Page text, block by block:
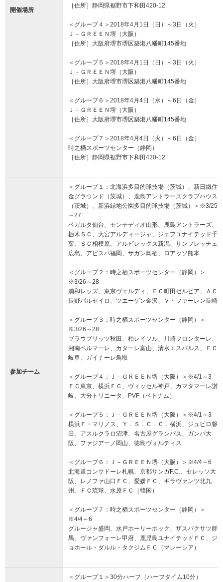
開催場所
［住所］静岡県裾野市下和田420-12
＜グループ４＞2018年4月1日（日）～3日（火）
Ｊ－ＧＲＥＥＮ堺（大阪）
［住所］大阪府堺市堺区築港八幡町145番地
＜グループ５＞2018年4月1日（日）～3日（火）
Ｊ－ＧＲＥＥＮ堺（大阪）
［住所］大阪府堺市堺区築港八幡町145番地
＜グループ６＞2018年4月4日（水）～6日（金）
Ｊ－ＧＲＥＥＮ堺（大阪）
［住所］大阪府堺市堺区築港八幡町145番地
＜グループ７＞2018年4月4日（火）～6日（金）
時之栖スポーツセンター（静岡）
［住所］静岡県裾野市下和田420-12
参加チーム
＜グループ１：北海浜多目的球技場（茨城）、新日鐵住
金グラウンド（茨城）、鹿島アントラーズクラブハウス
（茨城）、新浜緑地公園多目的球技場（茨城）＞※3/25
～27
ベガルタ仙台、モンテディオ山形、鹿島アントラーズ、
栃木ＳＣ、大宮アルディージャ、ジェフユナイテッド千
葉、ＳＣ相模原、アルビレックス新潟、サンフレッチェ
広島、アビスパ福岡、サガン鳥栖、ロアッソ熊本
＜グループ２：時之栖スポーツセンター（静岡）＞
※3/26～28
浦和レッズ、東京ヴェルディ、ＦＣ町田ゼルビア、ＡＣ
長野パルセイロ、ツエーゲン金沢、Ｖ・ファーレン長崎
＜グループ３：時之栖スポーツセンター（静岡）＞
※3/26～28
ブラウブリッツ秋田、柏レイソル、川崎フロンターレ、
湘南ベルマーレ、カターレ富山、清水エスパルス、ＦＣ
岐阜、ガイナーレ鳥取
＜グループ４：Ｊ－ＧＲＥＥＮ堺（大阪）＞※4/1～3
ＦＣ東京、横浜ＦＣ、ヴィッセル神戸、カマタマーレ讃
岐、大分トリニータ、PVF（ベトナム）
＜グループ５：Ｊ－ＧＲＥＥＮ堺（大阪）＞※4/1～3
横浜Ｆ・マリノス、Ｙ．Ｓ．Ｃ．Ｃ．横浜、ジュビロ磐
田、アスルクラロ沼津、名古屋グランパス、ガンバ大
阪、ファジアーノ岡山、徳島ヴォルティス
＜グループ６：Ｊ－ＧＲＥＥＮ堺（大阪）＞※4/4～6
北海道コンサドーレ札幌、京都サンガF.C.、セレッソ大
阪、レノファ山口ＦＣ、愛媛ＦＣ、ギラヴァンツ北九
州、ＦＣ琉球、水原ＦＣ（韓国）
＜グループ７：時之栖スポーツセンター（静岡）＞
※4/4～6
グルージャ盛岡、水戸ホーリーホック、ザスパクサツ群
馬、ヴァンフォーレ甲府、鹿児島ユナイテッドＦＣ、ジ
ョホール・ダルル・タクジムＦＣ（マレーシア）
＜グループ１＞30分ハーフ（ハーフタイム10分）